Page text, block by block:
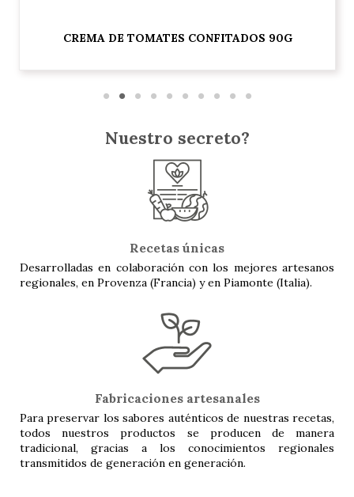
CREMA DE TOMATES CONFITADOS 90G
Nuestro secreto?
Recetas únicas
Desarrolladas en colaboración con los mejores artesanos
regionales, en Provenza (Francia) y en Piamonte (Italia).
Fabricaciones artesanales
Para preservar los sabores auténticos de nuestras recetas,
todos nuestros productos se producen de manera
tradicional, gracias a los conocimientos regionales
transmitidos de generación en generación.